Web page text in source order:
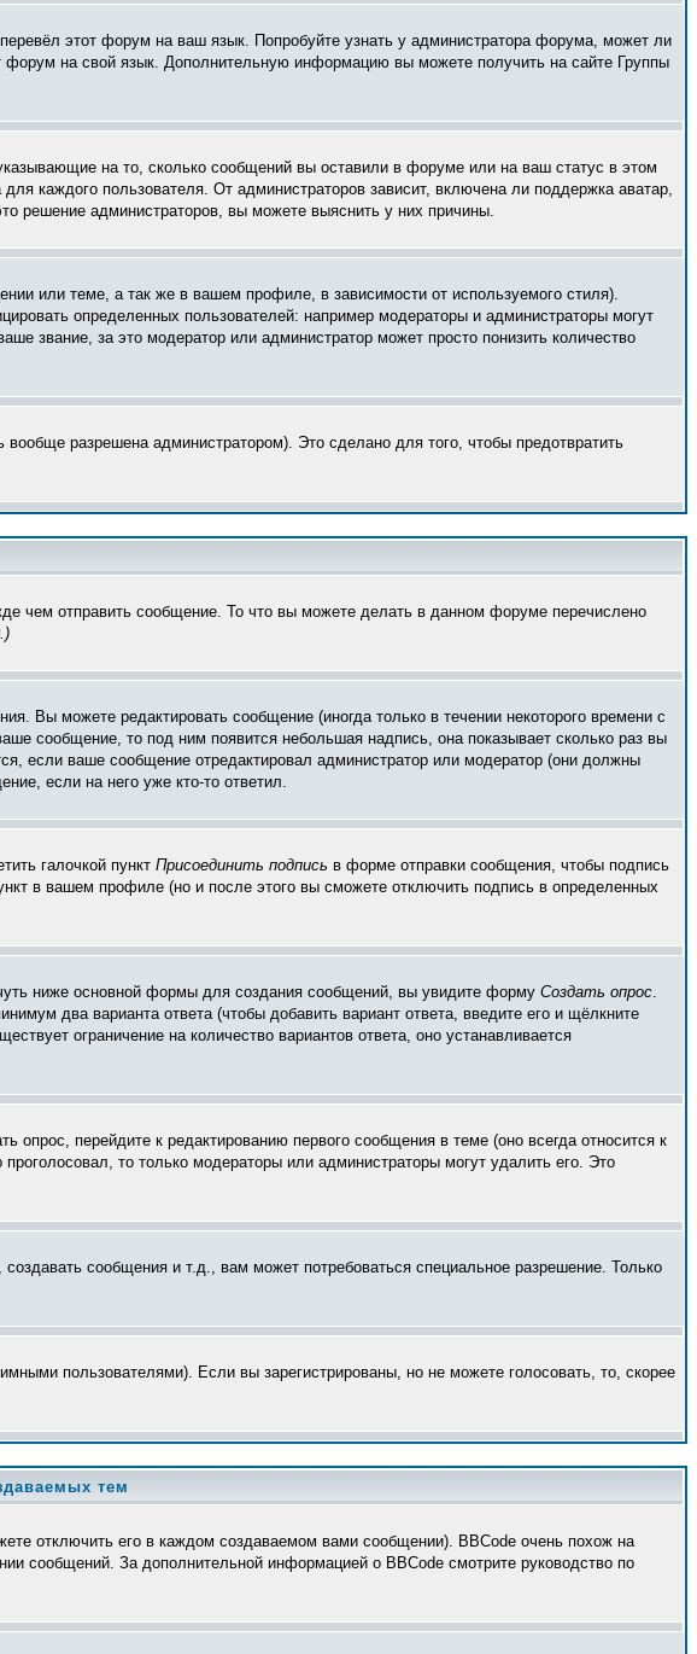
этот форум на ваш язык. Попробуйте узнать у администратора форума, может ли
на свой язык. Дополнительную информацию вы можете получить на сайте Группы
на то, сколько сообщений вы оставили в форуме или на ваш статус в этом
каждого пользователя. От администраторов зависит, включена ли поддержка аватар,
решение администраторов, вы можете выяснить у них причины.
или теме, а так же в вашем профиле, в зависимости от используемого стиля).
определенных пользователей: например модераторы и администраторы могут
звание, за это модератор или администратор может просто понизить количество
разрешена администратором). Это сделано для того, чтобы предотвратить
чем отправить сообщение. То что вы можете делать в данном форуме перечислено
)
Вы можете редактировать сообщение (иногда только в течении некоторого времени с
сообщение, то под ним появится небольшая надпись, она показывает сколько раз вы
если ваше сообщение отредактировал администратор или модератор (они должны
если на него уже кто-то ответил.
галочкой пункт Присоединить подпись в форме отправки сообщения, чтобы подпись
в вашем профиле (но и после этого вы сможете отключить подпись в определенных
ниже основной формы для создания сообщений, вы увидите форму Создать опрос.
два варианта ответа (чтобы добавить вариант ответа, введите его и щёлкните
ограничение на количество вариантов ответа, оно устанавливается
перейдите к редактированию первого сообщения в теме (оно всегда относится к
то только модераторы или администраторы могут удалить его. Это
сообщения и т.д., вам может потребоваться специальное разрешение. Только
пользователями). Если вы зарегистрированы, но не можете голосовать, то, скорее
тем
отключить его в каждом создаваемом вами сообщении). BBCode очень похож на
сообщений. За дополнительной информацией о BBCode смотрите руководство по